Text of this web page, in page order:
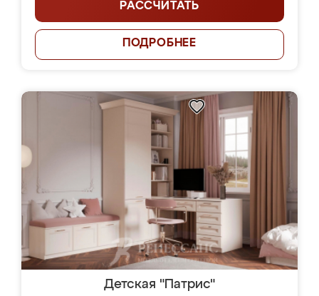
РАССЧИТАТЬ
ПОДРОБНЕЕ
Детская "Патрис"